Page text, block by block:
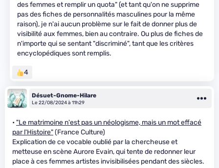
des femmes et remplir un quota" (et tant qu'on ne supprime
pas des fiches de personnalités masculines pour la même
raison), je n'ai aucun problème sur le fait de donner plus de
visibilité aux femmes, bien au contraire. Ou plus de fiches de
n'importe qui se sentant "discriminé", tant que les critères
encyclopédiques sont remplis.
4
Désuet-Gnome-Hilare
Le 22/08/2024 à 11h29
• "Le matrimoine n'est pas un néologisme, mais un mot effacé
par l'Histoire"(France Culture)
Explication de ce vocable oublié par la chercheuse et
metteuse en scène Aurore Evain, qui tente de redonner leur
place à ces femmes artistes invisibilisées pendant des siècles.